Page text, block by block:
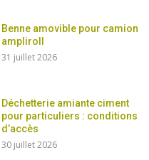
Benne amovible pour camion
ampliroll
31 juillet 2026
Déchetterie amiante ciment
pour particuliers : conditions
d’accès
30 juillet 2026